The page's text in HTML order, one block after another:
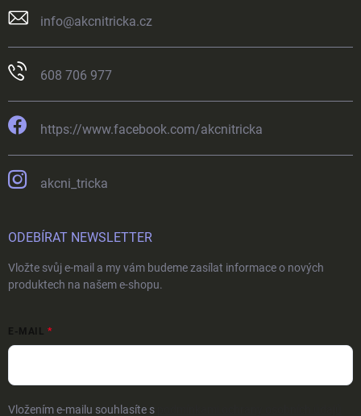
info@akcnitricka.cz
608 706 977
https://www.facebook.com/akcnitricka
akcni_tricka
ODEBÍRAT NEWSLETTER
Vložte svůj e-mail a my vám budeme zasílat informace o nových
produktech na našem e-shopu.
E-MAIL
Vložením e-mailu souhlasíte s